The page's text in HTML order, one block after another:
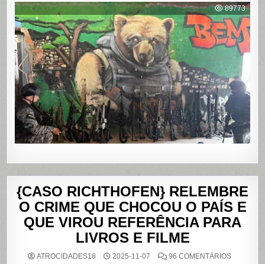
POLICIAL
DEIXA
121
MORTOS
NOS
DO
ALEMÃO
PENHA,
NO
RIO
89773
{CASO RICHTHOFEN} RELEMBRE
O CRIME QUE CHOCOU O PAÍS E
QUE VIROU REFERÊNCIA PARA
LIVROS E FILME
ATROCIDADES18 2025-11-07 96 COMENTÁRIOSEM